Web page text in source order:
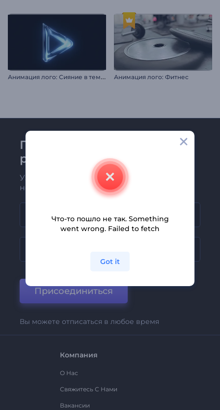
А
нимация лого: Сияние в темноте Анимация лого: Фитнес
Присоединяйтесь к
рассылке Renderforest
Узнавайте о последних новостях и
новых предложениях первыми
Присоединиться
Вы можете отписаться в любое время
Компания
О Нас
Свяжитесь С Нами
Вакансии
Что-то пошло не так. Something
went wrong. Failed to fetch
Got it